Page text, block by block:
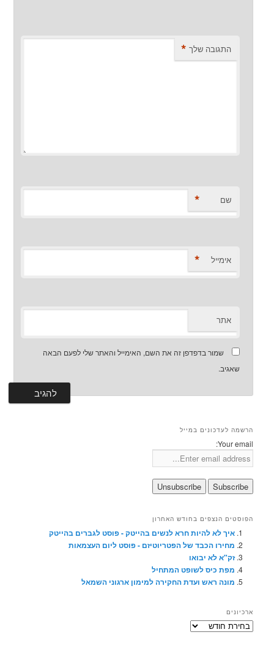
התגובה שלך *
שם *
אימייל *
אתר
שמור בדפדפן זה את השם, האימייל והאתר שלי לפעם הבאה
שאגיב.
הרשמה לעדכונים במייל
Your email:
הפוסטים הנצפים בחודש האחרון
איך לא להיות חרא לנשים בהייטק - פוסט לגברים בהייטק
מחירו הכבד של הפטריוטיזם - פוסט ליום העצמאות
זק"א לא יבואו
מפת כיס לשופט המתחיל
מונה ראש ועדת החקירה למימון ארגוני השמאל
ארכיונים
ארכיונים